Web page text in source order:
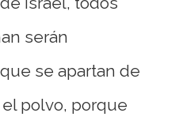
serán
se apartan de
polvo, porque